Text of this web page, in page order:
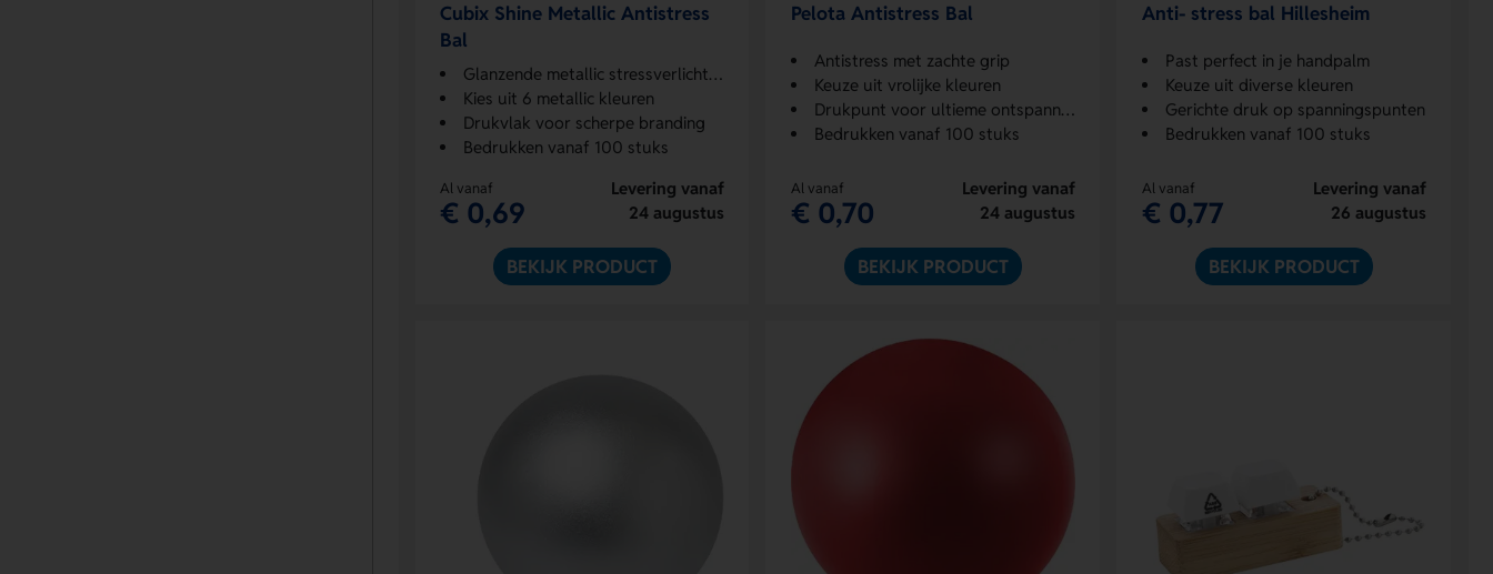
Cubix Shine Metallic Antistress
Bal
Glanzende metallic stressverlichter
Kies uit 6 metallic kleuren
Drukvlak voor scherpe branding
Bedrukken vanaf 100 stuks
Al vanaf
€ 0,69
Levering vanaf
24 augustus
BEKIJK PRODUCT
Pelota Antistress Bal
Antistress met zachte grip
Keuze uit vrolijke kleuren
Drukpunt voor ultieme ontspanning
Bedrukken vanaf 100 stuks
Al vanaf
€ 0,70
Levering vanaf
24 augustus
BEKIJK PRODUCT
Anti- stress bal Hillesheim
Past perfect in je handpalm
Keuze uit diverse kleuren
Gerichte druk op spanningspunten
Bedrukken vanaf 100 stuks
Al vanaf
€ 0,77
Levering vanaf
26 augustus
BEKIJK PRODUCT